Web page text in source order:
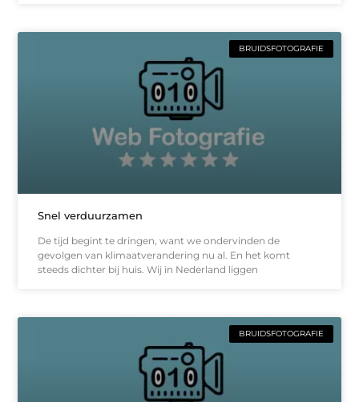
BRUIDSFOTOGRAFIE
Snel verduurzamen
De tijd begint te dringen, want we ondervinden de
gevolgen van klimaatverandering nu al. En het komt
steeds dichter bij huis. Wij in Nederland liggen
BRUIDSFOTOGRAFIE